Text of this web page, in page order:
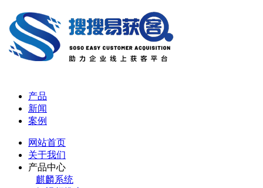
产品
新闻
案例
网站首页
关于我们
产品中心
麒麟系统